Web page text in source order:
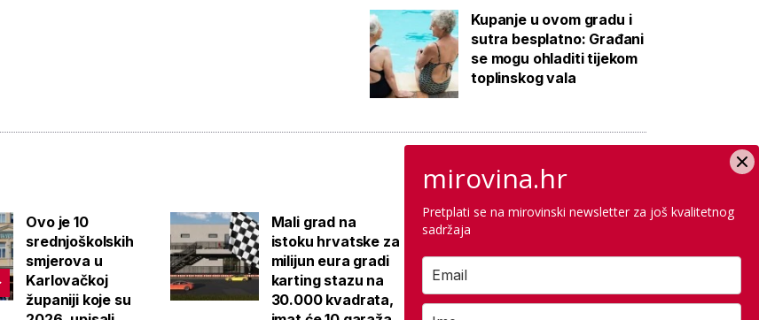
Kupanje u ovom gradu i
sutra besplatno: Građani
se mogu ohladiti tijekom
toplinskog vala
Ovo je 10
srednjoškolskih
smjerova u
Karlovačkoj
županiji koje su
Mali grad na
istoku hrvatske za
milijun eura gradi
karting stazu na
30.000 kvadrata,
Galerija: Sanacija
bazena iz 1972.,
antikorozivna
mirovina.hr
Pretplati se na mirovinski newsletter za još kvalitetnog
sadržaja